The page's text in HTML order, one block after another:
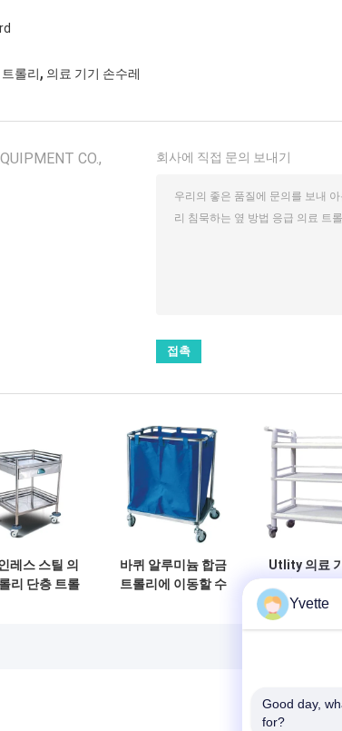
롤리, 의료 기기 손수레
CO.,
회사에 직접 문의 보내기
레스 스틸 의
리 단층 트롤
바퀴 알루미늄 합금
트롤리에 이동할 수
Utlity 의료
트롤리 손수
Yvette
Good day,
for?